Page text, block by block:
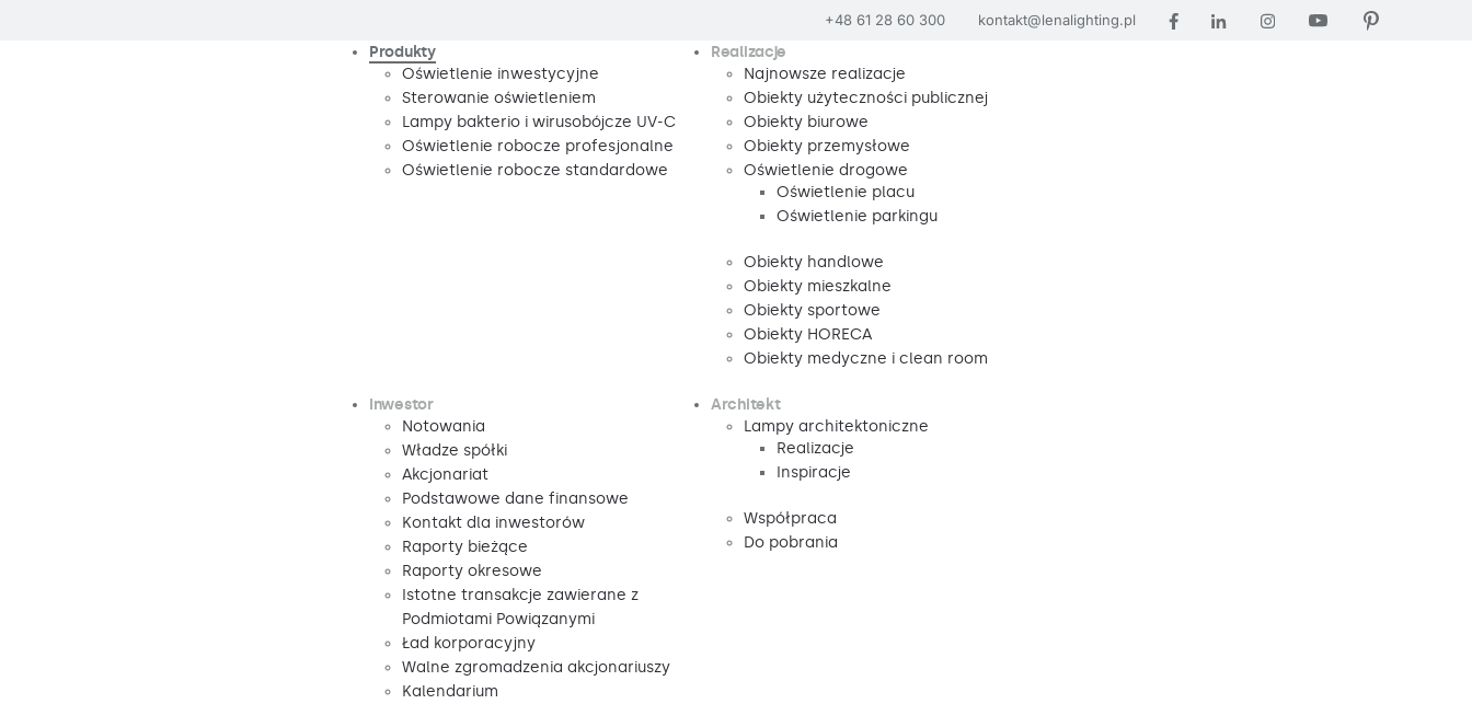
+48 61 28 60 300 kontakt@lenalighting.pl
Produkty
Oświetlenie inwestycyjne
Sterowanie oświetleniem
Lampy bakterio i wirusobójcze UV-C
Oświetlenie robocze profesjonalne
Oświetlenie robocze standardowe
Realizacje
Najnowsze realizacje
Obiekty użyteczności publicznej
Obiekty biurowe
Obiekty przemysłowe
Oświetlenie drogowe
Oświetlenie placu
Oświetlenie parkingu
Obiekty handlowe
Obiekty mieszkalne
Obiekty sportowe
Obiekty HORECA
Obiekty medyczne i clean room
Inwestor
Notowania
Władze spółki
Akcjonariat
Podstawowe dane finansowe
Kontakt dla inwestorów
Raporty bieżące
Raporty okresowe
Istotne transakcje zawierane z
Podmiotami Powiązanymi
Ład korporacyjny
Walne zgromadzenia akcjonariuszy
Kalendarium
Architekt
Lampy architektoniczne
Realizacje
Inspiracje
Współpraca
Do pobrania